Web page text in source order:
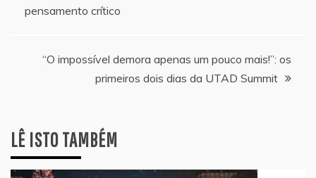
de
artigos
pensamento crítico
“O impossível demora apenas um pouco mais!”: os
primeiros dois dias da UTAD Summit
LÊ ISTO TAMBÉM